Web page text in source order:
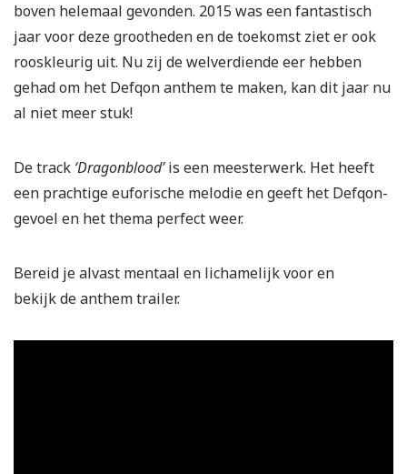
boven helemaal gevonden. 2015 was een fantastisch
jaar voor deze grootheden en de toekomst ziet er ook
rooskleurig uit. Nu zij de welverdiende eer hebben
gehad om het Defqon anthem te maken, kan dit jaar nu
al niet meer stuk!
De track ‘Dragonblood’is een meesterwerk. Het heeft
een prachtige euforische melodie en geeft het Defqon-
gevoel en het thema perfect weer.
Bereid je alvast mentaal en lichamelijk voor en
bekijk de anthem trailer.